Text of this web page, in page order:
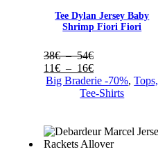
Tee Dylan Jersey Baby
Shrimp Fiori Fiori
38€ – 54€Plage
de
prix :
38€
11€ – 16€Plage
de
prix :
16€
Big Braderie -70%,Tops,
Tee-Shirts